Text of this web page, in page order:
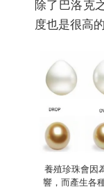
除了巴洛克
度也是很高
養殖珍珠會因
響，而產生各